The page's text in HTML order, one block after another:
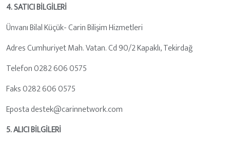
4. SATICI BİLGİLERİ
Ünvanı Bilal Küçük- Carin Bilişim Hizmetleri
Adres Cumhuriyet Mah. Vatan. Cd 90/2 Kapaklı, Tekirdağ
Telefon 0282 606 0575
Faks 0282 606 0575
Eposta destek@carinnetwork.com
5. ALICI BİLGİLERİ